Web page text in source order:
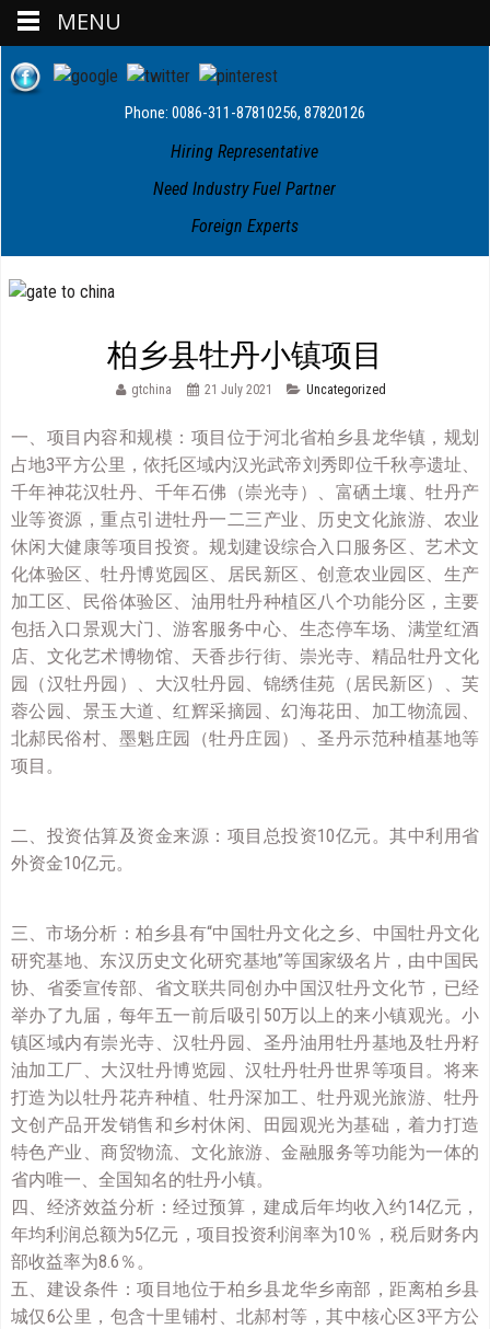
Phone: 0086-311-87810256, 87820126
Hiring Representative
Need Industry Fuel Partner
Foreign Experts
柏乡县牡丹小镇项目
gtchina 21 July 2021 Uncategorized
一、项目内容和规模：项目位于河北省柏乡县龙华镇，规划
占地3平方公里，依托区域内汉光武帝刘秀即位千秋亭遗址、
千年神花汉牡丹、千年石佛（崇光寺）、富硒土壤、牡丹产
业等资源，重点引进牡丹一二三产业、历史文化旅游、农业
休闲大健康等项目投资。规划建设综合入口服务区、艺术文
化体验区、牡丹博览园区、居民新区、创意农业园区、生产
加工区、民俗体验区、油用牡丹种植区八个功能分区，主要
包括入口景观大门、游客服务中心、生态停车场、满堂红酒
店、文化艺术博物馆、天香步行街、崇光寺、精品牡丹文化
园（汉牡丹园）、大汉牡丹园、锦绣佳苑（居民新区）、芙
蓉公园、景玉大道、红辉采摘园、幻海花田、加工物流园、
北郝民俗村、墨魁庄园（牡丹庄园）、圣丹示范种植基地等
项目。
二、投资估算及资金来源：项目总投资10亿元。其中利用省
外资金10亿元。
三、市场分析：柏乡县有“中国牡丹文化之乡、中国牡丹文化
研究基地、东汉历史文化研究基地”等国家级名片，由中国民
协、省委宣传部、省文联共同创办中国汉牡丹文化节，已经
举办了九届，每年五一前后吸引50万以上的来小镇观光。小
镇区域内有崇光寺、汉牡丹园、圣丹油用牡丹基地及牡丹籽
油加工厂、大汉牡丹博览园、汉牡丹牡丹世界等项目。将来
打造为以牡丹花卉种植、牡丹深加工、牡丹观光旅游、牡丹
文创产品开发销售和乡村休闲、田园观光为基础，着力打造
特色产业、商贸物流、文化旅游、金融服务等功能为一体的
省内唯一、全国知名的牡丹小镇。
四、经济效益分析：经过预算，建成后年均收入约14亿元，
年均利润总额为5亿元，项目投资利润率为10％，税后财务内
部收益率为8.6％。
五、建设条件：项目地位于柏乡县龙华乡南部，距离柏乡县
城仅6公里，包含十里铺村、北郝村等，其中核心区3平方公
MENU